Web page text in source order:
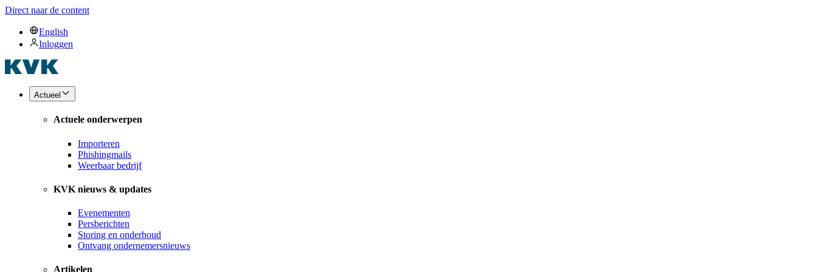
Direct naar de content
English
Inloggen
Actueel
Actuele onderwerpen
Importeren
Phishingmails
Weerbaar bedrijf
KVK nieuws & updates
Evenementen
Persberichten
Storing en onderhoud
Ontvang ondernemersnieuws
Artikelen